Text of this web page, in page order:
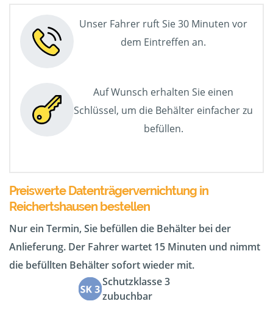
Unser Fahrer ruft Sie 30 Minuten vor
dem Eintreffen an.
Auf Wunsch erhalten Sie einen
Schlüssel, um die Behälter einfacher zu
befüllen.
Preiswerte Datenträgervernichtung in
Reichertshausen bestellen
Nur ein Termin, Sie befüllen die Behälter bei der
Anlieferung. Der Fahrer wartet 15 Minuten und nimmt
die befüllten Behälter sofort wieder mit.
Schutzklasse 3
zubuchbar